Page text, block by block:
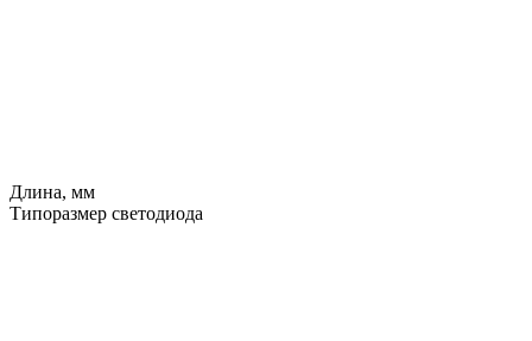
Длина, мм
Типоразмер светодиода